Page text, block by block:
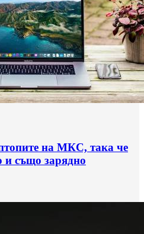
на МКС, така че
и също зарядно